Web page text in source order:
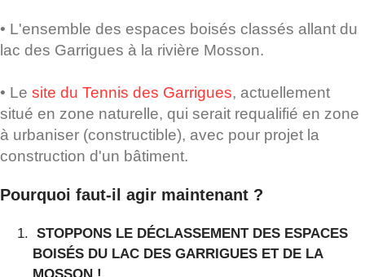
• L'ensemble des espaces boisés classés allant du
lac des Garrigues à la rivière Mosson.
• Le site du Tennis des Garrigues, actuellement
situé en zone naturelle, qui serait requalifié en zone
à urbaniser (constructible), avec pour projet la
construction d'un bâtiment.
Pourquoi faut-il agir maintenant ?
STOPPONS LE DÉCLASSEMENT DES ESPACES
BOISÉS DU LAC DES GARRIGUES ET DE LA